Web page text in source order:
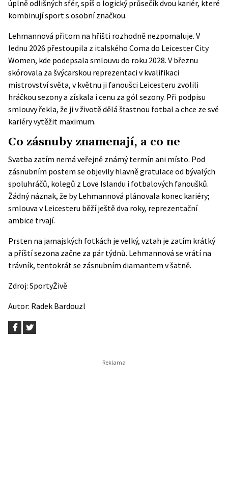
úplně odlišných sfér, spíš o logický průsečík dvou kariér, které
kombinují sport s osobní značkou.
Lehmannová přitom na hřišti rozhodně nezpomaluje. V
lednu 2026 přestoupila z italského Coma do Leicester City
Women, kde podepsala smlouvu do roku 2028. V březnu
skórovala za švýcarskou reprezentaci v kvalifikaci
mistrovství světa, v květnu ji fanoušci Leicesteru zvolili
hráčkou sezony a získala i cenu za gól sezony. Při podpisu
smlouvy řekla, že ji v životě dělá šťastnou fotbal a chce ze své
kariéry vytěžit maximum.
Co zásnuby znamenají, a co ne
Svatba zatím nemá veřejně známý termín ani místo. Pod
zásnubním postem se objevily hlavně gratulace od bývalých
spoluhráčů, kolegů z Love Islandu i fotbalových fanoušků.
Žádný náznak, že by Lehmannová plánovala konec kariéry;
smlouva v Leicesteru běží ještě dva roky, reprezentační
ambice trvají.
Prsten na jamajských fotkách je velký, vztah je zatím krátký
a příští sezona začne za pár týdnů. Lehmannová se vrátí na
trávník, tentokrát se zásnubním diamantem v šatně.
Zdroj: SportyŽivě
Autor: Radek Bardouzl